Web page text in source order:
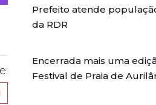
Prefeito atende
da RDR
Encerrada mais uma
Festival de Praia de